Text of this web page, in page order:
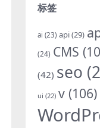
标签
ai (23) api(29)
(24) CMS
(42) seo
ui (22) v (106)